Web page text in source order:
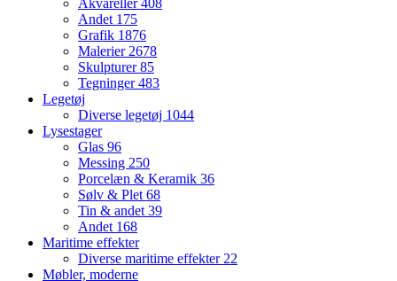
Akvareller408
Andet 175
Grafik 1876
Malerier 2678
Skulpturer85
Tegninger483
Legetøj
Diverse legetøj 1044
Lysestager
Glas 96
Messing 250
Porcelæn & Keramik 36
Sølv & Plet 68
Tin & andet 39
Andet 168
Maritime effekter
Diverse maritime effekter 22
Møbler, moderne